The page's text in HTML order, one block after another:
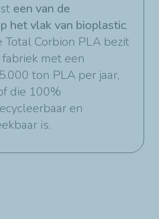
een van de
het vlak van bioplastic.
Corbion PLA bezit
met een
ton PLA per jaar,
die 100%
en
is.